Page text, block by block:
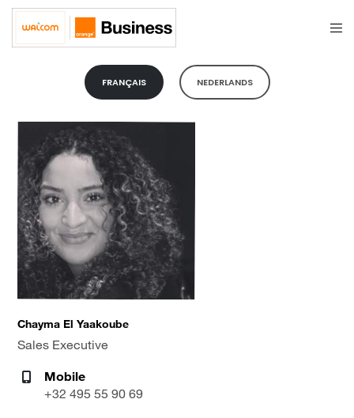
FRANÇAIS NEDERLANDS
Chayma El Yaakoube
Sales Executive
Mobile
‭+32 495 55 90 69